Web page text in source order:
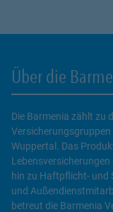
Über die
Die Barmenia zählt zu
Wuppertal. Das
hin zu Haftpflicht- und
und
betreut die Barmenia